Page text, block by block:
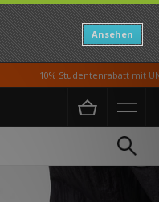
Ansehen
10% Studentenrabatt mit